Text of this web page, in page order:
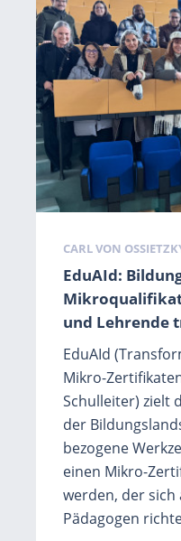
EduAId:
und Lehrende
EduAId
Mikro-
Schulleiter) zielt
der
bezogene
einen Mikro-
werden, der sich
Pädagogen
Schlagwörter
CARL VON